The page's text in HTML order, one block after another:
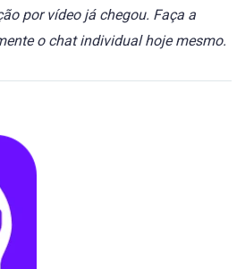
por vídeo já chegou. Faça a
o chat individual hoje mesmo.